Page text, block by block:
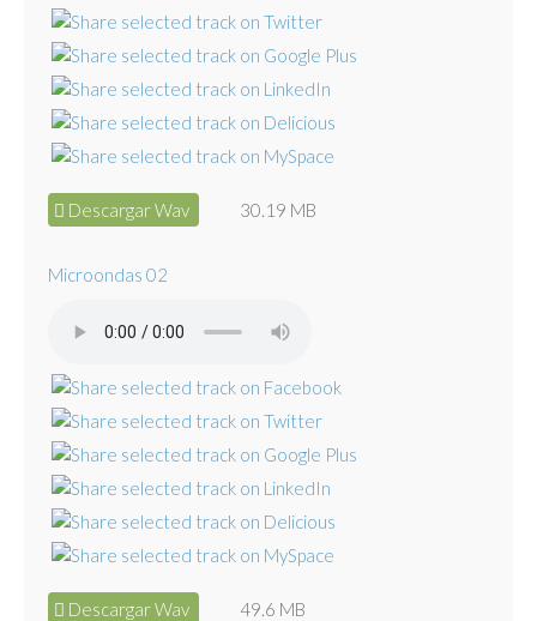
Descargar Wav 30.19 MB
Microondas 02
Descargar Wav 49.6 MB